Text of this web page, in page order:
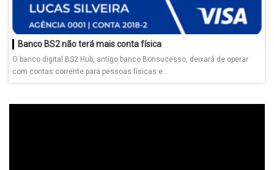
Banco BS2 não terá mais conta física
O banco digital BS2 Hub, antigo banco Bonsucesso, deixará de operar
com contas corrente para pessoas físicas e...